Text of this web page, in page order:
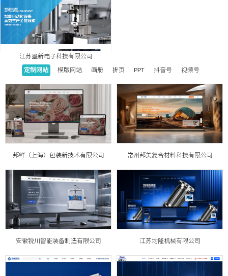
江苏墨新电子科技有限公司
定制网站
模版网站 画册 折页 PPT 抖音号 视频号
邦鲜（上海）包装新技术有限公司 常州邦美复合材料科技有限公司
安徽锐川智能装备制造有限公司 江苏均隆机械有限公司